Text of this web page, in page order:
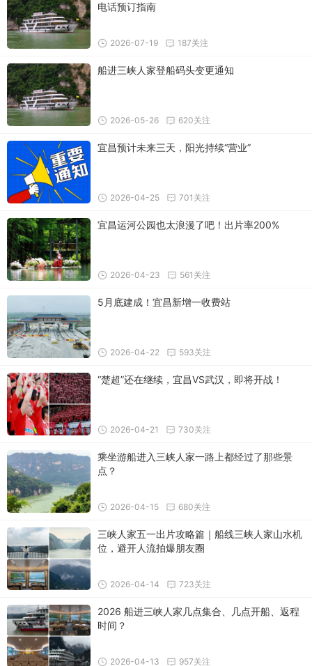
电话预订指南
187关注
2026-07-19
船进三峡人家登船码头变更通知
620关注
2026-05-26
宜昌预计未来三天，阳光持续“营业”
701关注
2026-04-25
宜昌运河公园也太浪漫了吧！出片率200%
561关注
2026-04-23
5月底建成！宜昌新增一收费站
593关注
2026-04-22
“楚超”还在继续，宜昌VS武汉，即将开战！
730关注
2026-04-21
乘坐游船进入三峡人家一路上都经过了那些景
点？
680关注
2026-04-15
三峡人家五一出片攻略篇｜船线三峡人家山水机
位，避开人流拍爆朋友圈
723关注
2026-04-14
2026 船进三峡人家几点集合、几点开船、返程
时间？
957关注
2026-04-13